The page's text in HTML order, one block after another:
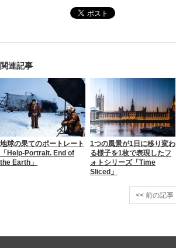
関連記事
地球の果てのポートレート
「Help-Portrait. End of
the Earth」
1つの風景が1日に移り変わ
る様子を1枚で表現したフ
ォトシリーズ「Time
Sliced」
<< 前の記事